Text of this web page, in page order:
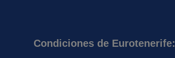
Condiciones de Eurotenerife: